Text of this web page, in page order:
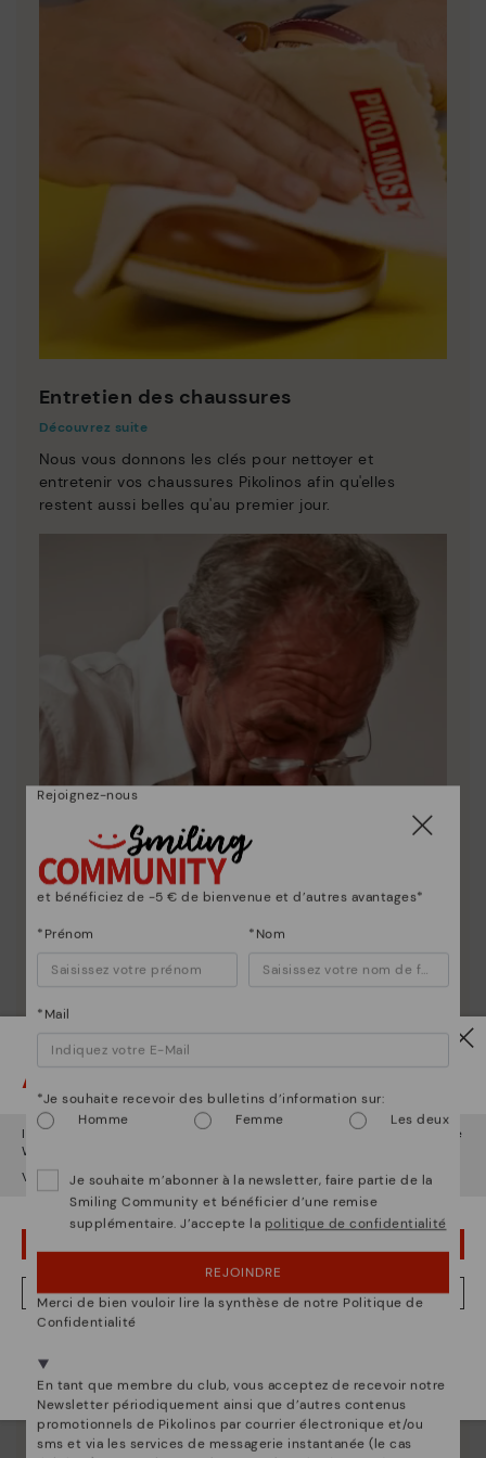
Entretien des chaussures
Découvrez suite
Nous vous donnons les clés pour nettoyer et
entretenir vos chaussures Pikolinos afin qu'elles
restent aussi belles qu'au premier jour.
Découvrez suite
chaussure unique.
Attention !
Il semble que vous êtes enÉtats-Unis
et vous allez accéder au site
Web de
Voulez-vous aller sur le site Web deÉtats-Unis?
NON, JE VEUX ALLER SUR LE SITE WEB DU BELGIQUE
Rejoignez-nous
et bénéficiez de -5 € de bienvenue et d’autres avantages*
*Prénom *Nom
*Mail
*Je souhaite recevoir des bulletins d’information sur:
Homme
Femme Les deux
Je souhaite m’abonner à la newsletter, faire partie de la
Smiling Community et bénéficier d’une remise
supplémentaire. J’accepte la politique de confidentialité
REJOINDRE
Merci de bien vouloir lire la synthèse de notre Politique de
Confidentialité
En tant que membre du club, vous acceptez de recevoir notre
Newsletter périodiquement ainsi que d’autres contenus
promotionnels de Pikolinos par courrier électronique et/ou
sms et via les services de messagerie instantanée (le cas